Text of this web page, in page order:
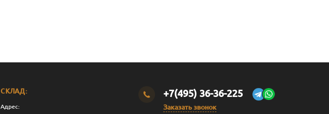
СКЛАД:
Адрес:
+7(495) 36-36-225
Заказать звонок